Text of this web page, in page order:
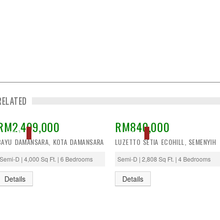
ACTIVE
DAMANSARA, KOTA DAMANSARA
Semi-D | 4,000 Sq Ft. | 6 Bedrooms
Details
ACTIVE
RM840,000
LUZETTO SETIA ECOHILL, SEMENYIH
Semi-D | 2,808 Sq Ft. | 4 Bedrooms
Details